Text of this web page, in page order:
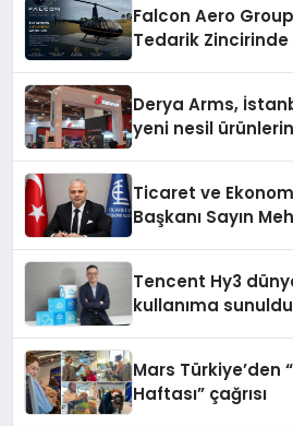
Falcon Aero
Tedarik Zincirinde
Derya Arms,
yeni nesil
Ticaret ve
Başkanı Sayın
Tencent Hy3
kullanıma sunuldu
Mars Türkiye’den
Haftası” çağrısı